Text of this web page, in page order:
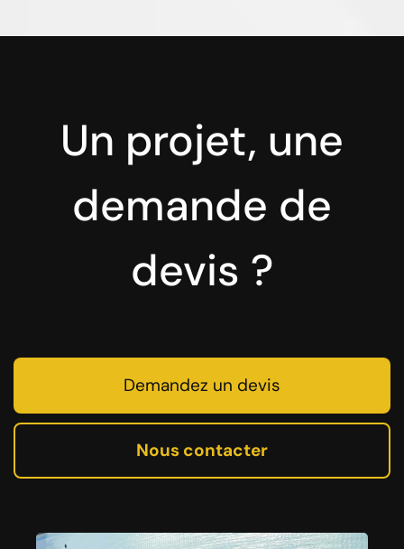
Un projet, une
demande de
devis ?
Demandez un devis
Nous contacter